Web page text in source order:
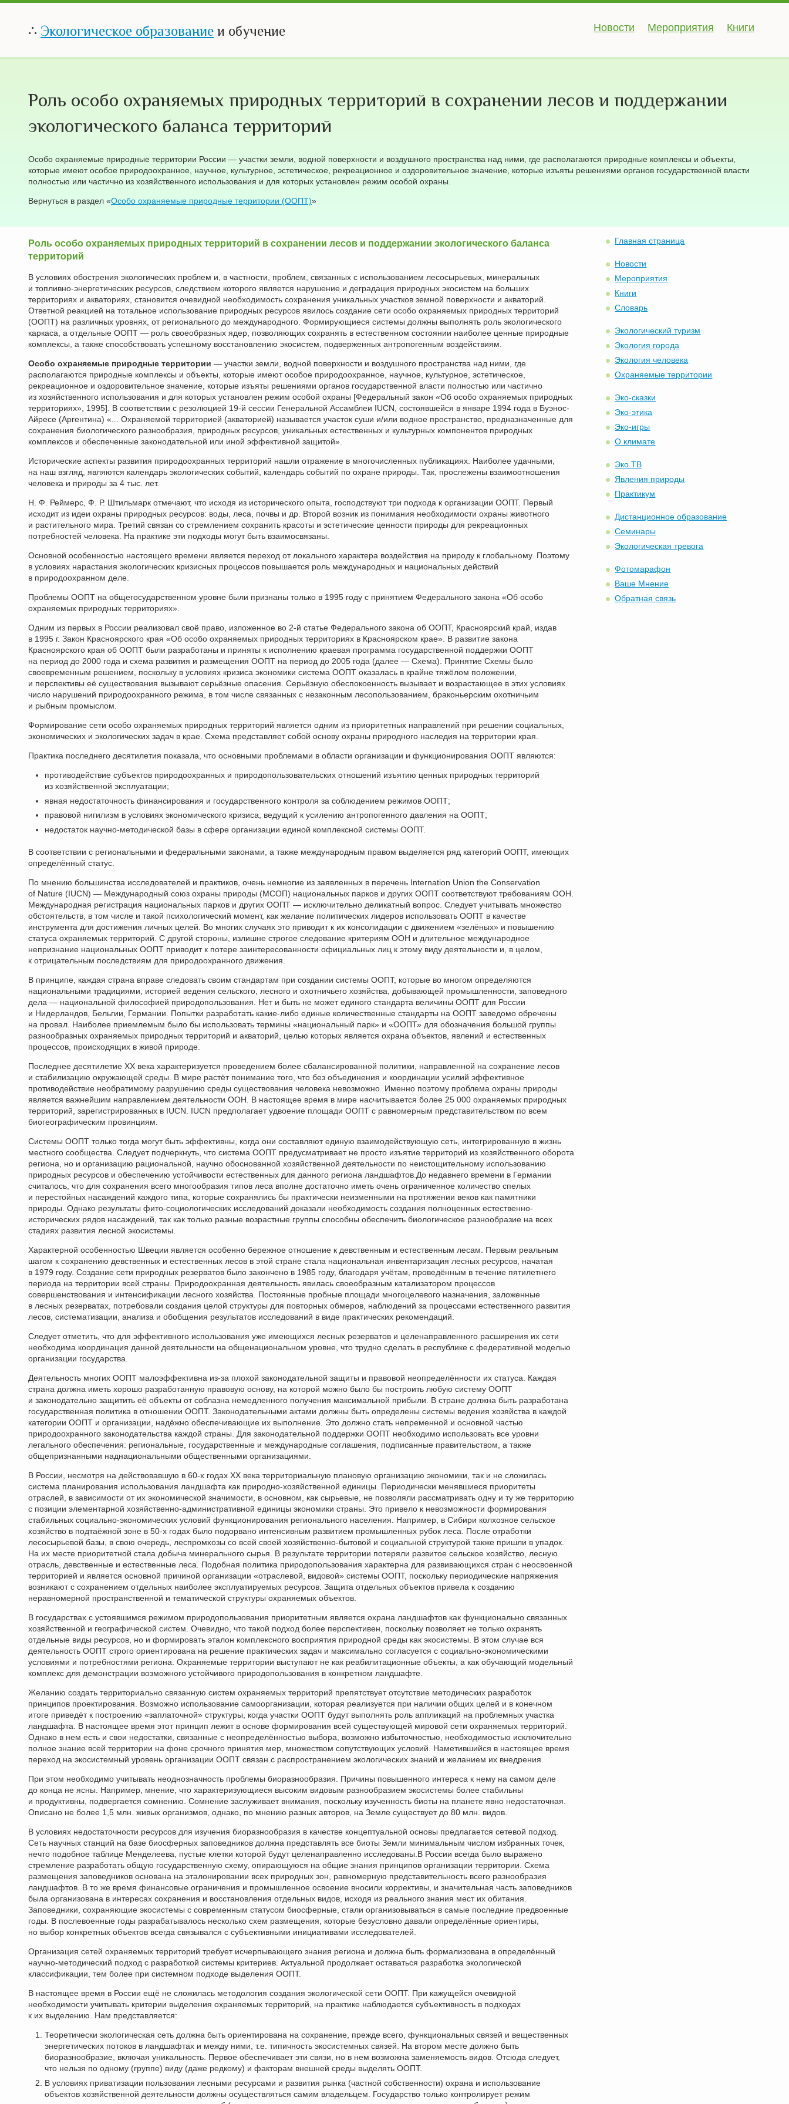
∴ Экологическое образование и обучение Новости Мероприятия Книги
Роль особо охраняемых природных территорий в сохранении лесов и поддержании
экологического баланса территорий
Особо охраняемые природные территории России — участки земли, водной поверхности и воздушного пространства над ними, где располагаются природные комплексы и объекты,
которые имеют особое природоохранное, научное, культурное, эстетическое, рекреационное и оздоровительное значение, которые изъяты решениями органов государственной власти
полностью или частично из хозяйственного использования и для которых установлен режим особой охраны.
Вернуться в раздел «Особо охраняемые природные территории (ООПТ)»
Роль особо охраняемых природных территорий в сохранении лесов и поддержании экологического баланса
территорий
В условиях обострения экологических проблем и, в частности, проблем, связанных с использованием лесосырьевых, минеральных
и топливно-энергетических ресурсов, следствием которого является нарушение и деградация природных экосистем на больших
территориях и акваториях, становится очевидной необходимость сохранения уникальных участков земной поверхности и акваторий.
Ответной реакцией на тотальное использование природных ресурсов явилось создание сети особо охраняемых природных территорий
(ООПТ) на различных уровнях, от регионального до международного. Формирующиеся системы должны выполнять роль экологического
каркаса, а отдельные ООПТ — роль своеобразных ядер, позволяющих сохранять в естественном состоянии наиболее ценные природные
комплексы, а также способствовать успешному восстановлению экосистем, подверженных антропогенным воздействиям.
Особо охраняемые природные территории — участки земли, водной поверхности и воздушного пространства над ними, где
располагаются природные комплексы и объекты, которые имеют особое природоохранное, научное, культурное, эстетическое,
рекреационное и оздоровительное значение, которые изъяты решениями органов государственной власти полностью или частично
из хозяйственного использования и для которых установлен режим особой охраны [Федеральный закон «Об особо охраняемых природных
территориях», 1995]. В соответствии с резолюцией 19-й сессии Генеральной Ассамблеи IUCN, состоявшейся в январе 1994 года в Буэнос-
Айресе (Аргентина) «... Охраняемой территорией (акваторией) называется участок суши и/или водное пространство, предназначенные для
сохранения биологического разнообразия, природных ресурсов, уникальных естественных и культурных компонентов природных
комплексов и обеспеченные законодательной или иной эффективной защитой».
Исторические аспекты развития природоохранных территорий нашли отражение в многочисленных публикациях. Наиболее удачными,
на наш взгляд, являются календарь экологических событий, календарь событий по охране природы. Так, прослежены взаимоотношения
человека и природы за 4 тыс. лет.
Н. Ф. Реймерс, Ф. Р. Штильмарк отмечают, что исходя из исторического опыта, господствуют три подхода к организации ООПТ. Первый
исходит из идеи охраны природных ресурсов: воды, леса, почвы и др. Второй возник из понимания необходимости охраны животного
и растительного мира. Третий связан со стремлением сохранить красоты и эстетические ценности природы для рекреационных
потребностей человека. На практике эти подходы могут быть взаимосвязаны.
Основной особенностью настоящего времени является переход от локального характера воздействия на природу к глобальному. Поэтому
в условиях нарастания экологических кризисных процессов повышается роль международных и национальных действий
в природоохранном деле.
Проблемы ООПТ на общегосударственном уровне были признаны только в 1995 году с принятием Федерального закона «Об особо
охраняемых природных территориях».
Одним из первых в России реализовал своё право, изложенное во 2-й статье Федерального закона об ООПТ, Красноярский край, издав
в 1995 г. Закон Красноярского края «Об особо охраняемых природных территориях в Красноярском крае». В развитие закона
Красноярского края об ООПТ были разработаны и приняты к исполнению краевая программа государственной поддержки ООПТ
на период до 2000 года и схема развития и размещения ООПТ на период до 2005 года (далее — Схема). Принятие Схемы было
своевременным решением, поскольку в условиях кризиса экономики система ООПТ оказалась в крайне тяжёлом положении,
и перспективы её существования вызывают серьёзные опасения. Серьёзную обеспокоенность вызывает и возрастающее в этих условиях
число нарушений природоохранного режима, в том числе связанных с незаконным лесопользованием, браконьерским охотничьим
и рыбным промыслом.
Формирование сети особо охраняемых природных территорий является одним из приоритетных направлений при решении социальных,
экономических и экологических задач в крае. Схема представляет собой основу охраны природного наследия на территории края.
Практика последнего десятилетия показала, что основными проблемами в области организации и функционирования ООПТ являются:
противодействие субъектов природоохранных и природопользовательских отношений изъятию ценных природных территорий
из хозяйственной эксплуатации;
явная недостаточность финансирования и государственного контроля за соблюдением режимов ООПТ;
правовой нигилизм в условиях экономического кризиса, ведущий к усилению антропогенного давления на ООПТ;
недостаток научно-методической базы в сфере организации единой комплексной системы ООПТ.
В соответствии с региональными и федеральными законами, а также международным правом выделяется ряд категорий ООПТ, имеющих
определённый статус.
По мнению большинства исследователей и практиков, очень немногие из заявленных в перечень Internation Union the Conservation
of Nature (IUCN) — Международный союз охраны природы (МСОП) национальных парков и других ООПТ соответствуют требованиям ООН.
Международная регистрация национальных парков и других ООПТ — исключительно деликатный вопрос. Следует учитывать множество
обстоятельств, в том числе и такой психологический момент, как желание политических лидеров использовать ООПТ в качестве
инструмента для достижения личных целей. Во многих случаях это приводит к их консолидации с движением «зелёных» и повышению
статуса охраняемых территорий. С другой стороны, излишне строгое следование критериям ООН и длительное международное
непризнание национальных ООПТ приводит к потере заинтересованности официальных лиц к этому виду деятельности и, в целом,
к отрицательным последствиям для природоохранного движения.
В принципе, каждая страна вправе следовать своим стандартам при создании системы ООПТ, которые во многом определяются
национальными традициями, историей ведения сельского, лесного и охотничьего хозяйства, добывающей промышленности, заповедного
дела — национальной философией природопользования. Нет и быть не может единого стандарта величины ООПТ для России
и Нидерландов, Бельгии, Германии. Попытки разработать какие-либо единые количественные стандарты на ООПТ заведомо обречены
на провал. Наиболее приемлемым было бы использовать термины «национальный парк» и «ООПТ» для обозначения большой группы
разнообразных охраняемых природных территорий и акваторий, целью которых является охрана объектов, явлений и естественных
процессов, происходящих в живой природе.
Последнее десятилетие XX века характеризуется проведением более сбалансированной политики, направленной на сохранение лесов
и стабилизацию окружающей среды. В мире растёт понимание того, что без объединения и координации усилий эффективное
противодействие необратимому разрушению среды существования человека невозможно. Именно поэтому проблема охраны природы
является важнейшим направлением деятельности ООН. В настоящее время в мире насчитывается более 25 000 охраняемых природных
территорий, зарегистрированных в IUCN. IUCN предполагает удвоение площади ООПТ с равномерным представительством по всем
биогеографическим провинциям.
Системы ООПТ только тогда могут быть эффективны, когда они составляют единую взаимодействующую сеть, интегрированную в жизнь
местного сообщества. Следует подчеркнуть, что система ООПТ предусматривает не просто изъятие территорий из хозяйственного оборота
региона, но и организацию рациональной, научно обоснованной хозяйственной деятельности по неистощительному использованию
природных ресурсов и обеспечению устойчивости естественных для данного региона ландшафтов.До недавнего времени в Германии
считалось, что для сохранения всего многообразия типов леса вполне достаточно иметь очень ограниченное количество спелых
и перестойных насаждений каждого типа, которые сохранялись бы практически неизменными на протяжении веков как памятники
природы. Однако результаты фито-социологических исследований доказали необходимость создания полноценных естественно-
исторических рядов насаждений, так как только разные возрастные группы способны обеспечить биологическое разнообразие на всех
стадиях развития лесной экосистемы.
Характерной особенностью Швеции является особенно бережное отношение к девственным и естественным лесам. Первым реальным
шагом к сохранению девственных и естественных лесов в этой стране стала национальная инвентаризация лесных ресурсов, начатая
в 1979 году. Создание сети природных резерватов было закончено в 1985 году, благодаря учётам, проведённым в течение пятилетнего
периода на территории всей страны. Природоохранная деятельность явилась своеобразным катализатором процессов
совершенствования и интенсификации лесного хозяйства. Постоянные пробные площади многоцелевого назначения, заложенные
в лесных резерватах, потребовали создания целой структуры для повторных обмеров, наблюдений за процессами естественного развития
лесов, систематизации, анализа и обобщения результатов исследований в виде практических рекомендаций.
Следует отметить, что для эффективного использования уже имеющихся лесных резерватов и целенаправленного расширения их сети
необходима координация данной деятельности на общенациональном уровне, что трудно сделать в республике с федеративной моделью
организации государства.
Деятельность многих ООПТ малоэффективна из-за плохой законодательной защиты и правовой неопределённости их статуса. Каждая
страна должна иметь хорошо разработанную правовую основу, на которой можно было бы построить любую систему ООПТ
и законодательно защитить её объекты от соблазна немедленного получения максимальной прибыли. В стране должна быть разработана
государственная политика в отношении ООПТ. Законодательными актами должны быть определены системы ведения хозяйства в каждой
категории ООПТ и организации, надёжно обеспечивающие их выполнение. Это должно стать непременной и основной частью
природоохранного законодательства каждой страны. Для законодательной поддержки ООПТ необходимо использовать все уровни
легального обеспечения: региональные, государственные и международные соглашения, подписанные правительством, а также
общепризнанными наднациональными общественными организациями.
В России, несмотря на действовавшую в 60-х годах XX века территориальную плановую организацию экономики, так и не сложилась
система планирования использования ландшафта как природно-хозяйственной единицы. Периодически менявшиеся приоритеты
отраслей, в зависимости от их экономической значимости, в основном, как сырьевые, не позволяли рассматривать одну и ту же территорию
с позиции элементарной хозяйственно-административной единицы экономики страны. Это привело к невозможности формирования
стабильных социально-экономических условий функционирования регионального населения. Например, в Сибири колхозное сельское
хозяйство в подтаёжной зоне в 50-х годах было подорвано интенсивным развитием промышленных рубок леса. После отработки
лесосырьевой базы, в свою очередь, леспромхозы со всей своей хозяйственно-бытовой и социальной структурой также пришли в упадок.
На их месте приоритетной стала добыча минерального сырья. В результате территории потеряли развитое сельское хозяйство, лесную
отрасль, девственные и естественные леса. Подобная политика природопользования характерна для развивающихся стран с неосвоенной
территорией и является основной причиной организации «отраслевой, видовой» системы ООПТ, поскольку периодические напряжения
возникают с сохранением отдельных наиболее эксплуатируемых ресурсов. Защита отдельных объектов привела к созданию
неравномерной пространственной и тематической структуры охраняемых объектов.
В государствах с устоявшимся режимом природопользования приоритетным является охрана ландшафтов как функционально связанных
хозяйственной и географической систем. Очевидно, что такой подход более перспективен, поскольку позволяет не только охранять
отдельные виды ресурсов, но и формировать эталон комплексного восприятия природной среды как экосистемы. В этом случае вся
деятельность ООПТ строго ориентирована на решение практических задач и максимально согласуется с социально-экономическими
условиями и потребностями региона. Охраняемые территории выступают не как peaбилитационные объекты, а как обучающий модельный
комплекс для демонстрации возможного устойчивого природопользования в конкретном ландшафте.
Желанию создать территориально связанную систем охраняемых территорий препятствует отсутствие методических разработок
принципов проектирования. Возможно использование самоорганизации, которая реализуется при наличии общих целей и в конечном
итоге приведёт к пocтроению «заплаточной» структуры, когда участки ООПТ будут выполнять роль аппликаций на проблемных участка
ландшафта. В настоящее время этот принцип лежит в основе формирования всей существующей мировой сети охраняемых территорий.
Однако в нем есть и свои недостатки, связанные с неопределённостью выбора, возможно избыточностью, необходимостью исключительно
полное знание всей территории на фоне срочного принятия мер, множеством сопутствующих условий. Наметившийся в настоящее время
переход на экосистемный уровень организации ООПТ связан с распространением экологических знаний и желанием их внедрения.
При этом необходимо учитывать неоднозначность проблемы биоразнообразия. Причины повышенного интереса к нему на самом деле
до конца не ясны. Например, мнение, что характеризующиеся высоким видовым разнообразием экосистемы более стабильны
и продуктивны, подвергается сомнению. Сомнение заслуживает внимания, поскольку изученность биоты на планете явно недостаточная.
Описано не более 1,5 млн. живых организмов, однако, по мнению разных авторов, на Земле существует до 80 млн. видов.
В условиях недостаточности ресурсов для изучения биоразнообразия в качестве концептуальной основы предлагается сетевой подход.
Сеть научных станций на базе биосферных заповедников должна представлять все биоты Земли минимальным числом избранных точек,
нечто подобное таблице Менделеева, пустые клетки которой будут целенаправленно исследованы.В России всегда было выражено
стремление разработать общую государственную схему, опирающуюся на общие знания принципов организации территории. Схема
размещения заповедников основана на эталонировании всех природных зон, равномерную представительность всего разнообразия
ландшафтов. В то же время финансовые ограничения и промышленное освоение вносили коррективы, и значительная часть заповедников
была организована в интересах сохранения и восстановления отдельных видов, исходя из реального знания мест их обитания.
Заповедники, сохраняющие экосистемы с современным статусом биосферные, стали организовываться в самые последние предвоенные
годы. В послевоенные годы разрабатывалось несколько схем размещения, которые безусловно давали определённые ориентиры,
но выбор конкретных объектов всегда связывался с субъективными инициативами исследователей.
Организация сетей охраняемых территорий требует исчерпывающего знания региона и должна быть формализована в определённый
научно-методический подход с разработкой системы критериев. Актуальной продолжает оставаться разработка экологической
классификации, тем более при системном подходе выделения ООПТ.
В настоящее время в России ещё не сложилась методология создания экологической сети ООПТ. При кажущейся очевидной
необходимости учитывать критерии выделения охраняемых территорий, на практике наблюдается субъективность в подходах
к их выделению. Нам представляется:
Теоретически экологическая сеть должна быть ориентирована на сохранение, прежде всего, функциональных связей и вещественных
энергетических потоков в ландшафтах и между ними, т.е. типичность экосистемных связей. На втором месте должно быть
биоразнообразие, включая уникальность. Первое обеспечивает эти связи, но в нем возможна заменяемость видов. Отсюда следует,
что нельзя по одному (группе) виду (даже редкому) и факторам внешней среды выделять ООПТ.
В условиях приватизации пользования лесными ресурсами и развития рынка (частной собственности) охрана и использование
объектов хозяйственной деятельности должны осуществляться самим владельцем. Государство только контролирует режим
Главная страница
Новости
Мероприятия
Книги
Словарь
Экологический туризм
Экология города
Экология человека
Охраняемые территории
Эко-сказки
Эко-этика
Эко-игры
О климате
Эко ТВ
Явления природы
Практикум
Дистанционное образование
Семинары
Экологическая тревога
Фотомарафон
Ваше Мнение
Обратная связь